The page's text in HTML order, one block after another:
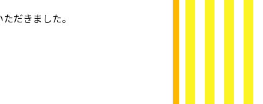
だきました。